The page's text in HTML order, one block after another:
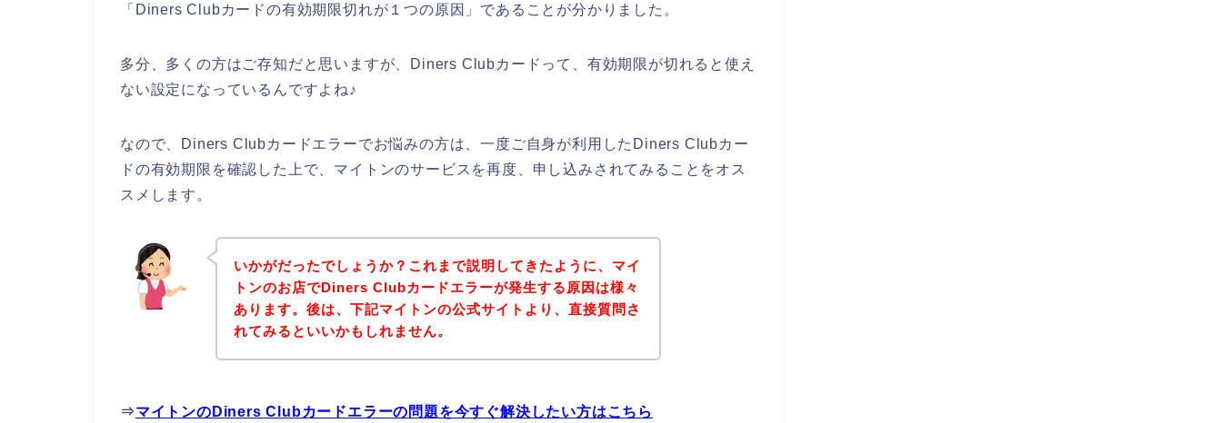
「Diners Clubカードの有効期限切れが１つの原因」であることが分かりました。
多分、多くの方はご存知だと思いますが、Diners Clubカードって、有効期限が切れると使え
ない設定になっているんですよね♪
なので、Diners Clubカードエラーでお悩みの方は、一度ご自身が利用したDiners Clubカー
ドの有効期限を確認した上で、マイトンのサービスを再度、申し込みされてみることをオス
スメします。
いかがだったでしょうか？これまで説明してきたように、マイ
トンのお店でDiners Clubカードエラーが発生する原因は様々
あります。後は、下記マイトンの公式サイトより、直接質問さ
れてみるといいかもしれません。
⇒マイトンのDiners Clubカードエラーの問題を今すぐ解決したい方はこちら